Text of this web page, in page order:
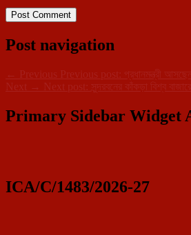
Post navigation
← Previous Previous post:
প্রধানমন্ত্রী
Next → Next post: সুন্দরবনের কাঁকড়া বিশ্ব বাজারে
Primary Sidebar Widget
ICA/C/1483/2026-27